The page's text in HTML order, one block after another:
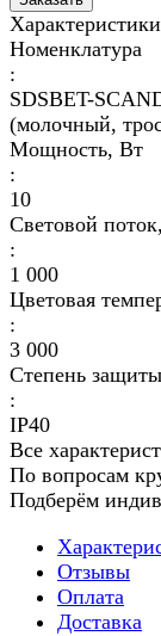
Характеристики
Номенклатура
:
SDSBET-
(молочный,
Мощность, Вт
:
10
Световой
:
1 000
Цветовая
:
3 000
Степень
:
IP40
Все
По вопросам
Подберём
Отзывы
Оплата
Доставка